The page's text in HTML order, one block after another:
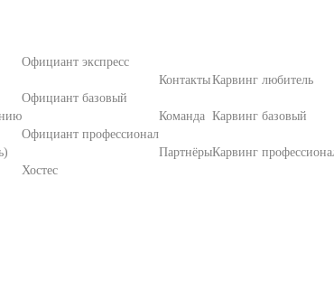
Официант экспресс
Официант базовый
Официант профессионал
Хостес
Контакты
Команда
Партнёры
Карвинг любитель
Карвинг базовый
Карвинг